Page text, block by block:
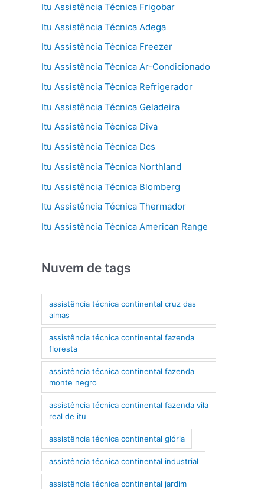
Itu Assistência Técnica Frigobar
Itu Assistência Técnica Adega
Itu Assistência Técnica Freezer
Itu Assistência Técnica Ar-Condicionado
Itu Assistência Técnica Refrigerador
Itu Assistência Técnica Geladeira
Itu Assistência Técnica Diva
Itu Assistência Técnica Dcs
Itu Assistência Técnica Northland
Itu Assistência Técnica Blomberg
Itu Assistência Técnica Thermador
Itu Assistência Técnica American Range
Nuvem de tags
assistência técnica continental cruz das
almas
assistência técnica continental fazenda
floresta
assistência técnica continental fazenda
monte negro
assistência técnica continental fazenda vila
real de itu
assistência técnica continental glória
assistência técnica continental industrial
assistência técnica continental jardim